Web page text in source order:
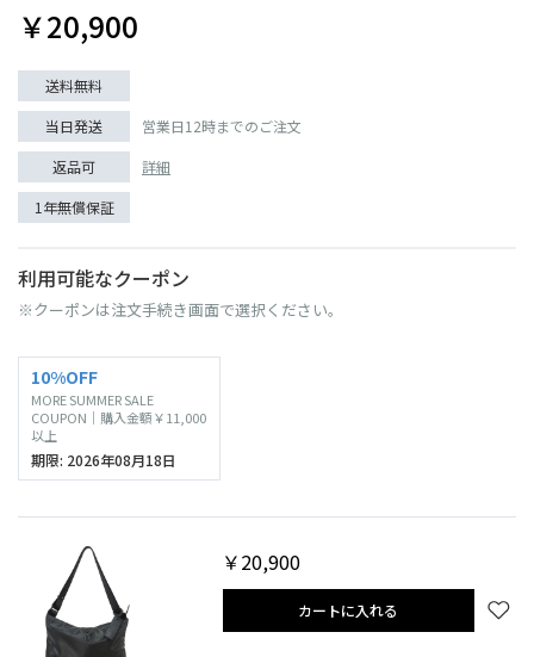
￥20,900
送料無料
当日発送
営業日12時までのご注文
返品可
詳細
1年無償保証
利用可能なクーポン
※クーポンは注文手続き画面で選択ください。
10%OFF
MORE SUMMER SALE
COUPON｜購入金額￥11,000
以上
期限: 2026年08月18日
￥20,900
カートに入れる